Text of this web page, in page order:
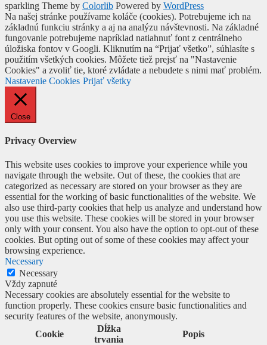
sparkling Theme by Colorlib Powered by WordPress
Na našej stránke používame koláče (cookies). Potrebujeme ich na
základnú funkciu stránky a aj na analýzu návštevnosti. Na základné
fungovanie potrebujeme napríklad natiahnuť font z centrálneho
úložiska fontov v Googli. Kliknutím na “Prijať všetko”, súhlasíte s
použitím všetkých cookies. Môžete tiež prejsť na "Nastavenie
Cookies" a zvoliť tie, ktoré zvládate a nebudete s nimi mať problém.
Nastavenie Cookies Prijať všetky
Close
Privacy Overview
This website uses cookies to improve your experience while you
navigate through the website. Out of these, the cookies that are
categorized as necessary are stored on your browser as they are
essential for the working of basic functionalities of the website. We
also use third-party cookies that help us analyze and understand how
you use this website. These cookies will be stored in your browser
only with your consent. You also have the option to opt-out of these
cookies. But opting out of some of these cookies may affect your
browsing experience.
Necessary
Necessary
Vždy zapnuté
Necessary cookies are absolutely essential for the website to
function properly. These cookies ensure basic functionalities and
security features of the website, anonymously.
Cookie
Dĺžka
trvania
Popis